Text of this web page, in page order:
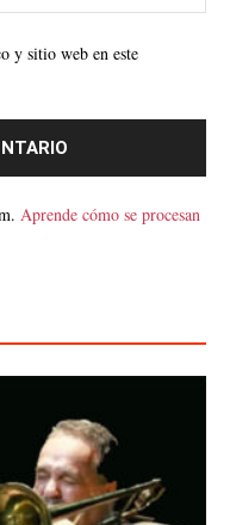
y sitio web en este
Aprende cómo se procesan